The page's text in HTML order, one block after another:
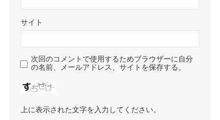
サイト
次回のコメントで使用するためブラウザーに自分
の名前、メールアドレス、サイトを保存する。
上に表示された文字を入力してください。